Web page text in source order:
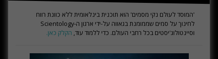
'המוסד לעולם נקי מסמים' הוא תוכנית בינלאומית ללא כוונת רווח
לחינוך על סמים שממומנת בגאווה על-ידי ארגון ה-Scientology
וסיינטולוג'יסטים בכל רחבי העולם. כדי ללמוד עוד, הקלק כאן.